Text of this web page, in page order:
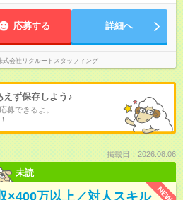
応募する 詳細へ
式会社リクルートスタッフィング
えず保存しよう♪
募できるよ。
掲載日：2026.08.06
未読
NEW
×400万以上／対人スキル